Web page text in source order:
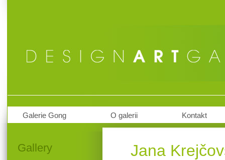
Galerie Gong O galerii Kontakt
Gallery Jana